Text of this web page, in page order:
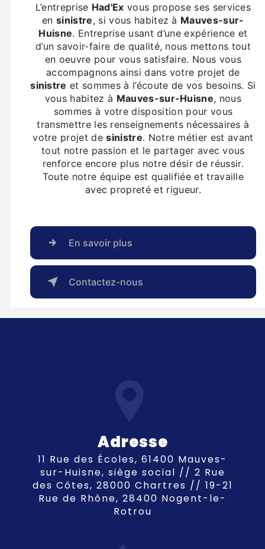
L’entreprise Had'Ex vous propose ses services
ensinistre, si vous habitez à Mauves-sur-
Huisne. Entreprise usant d’une expérience et
d’un savoir-faire de qualité, nous mettons tout
en oeuvre pour vous satisfaire. Nous vous
accompagnons ainsi dans votre projet de
sinistre et sommes à l’écoute de vos besoins. Si
vous habitez à Mauves-sur-Huisne, nous
sommes à votre disposition pour vous
transmettre les renseignements nécessaires à
votre projet desinistre. Notre métier est avant
tout notre passion et le partager avec vous
renforce encore plus notre désir de réussir.
Toute notre équipe est qualifiée et travaille
avec propreté et rigueur.
En savoir plus
Contactez-nous
Adresse
11 Rue des Écoles, 61400 Mauves-
sur-Huisne, siège social // 2 Rue
des Côtes, 28000 Chartres // 19-21
Rue de Rhône, 28400 Nogent-le-
Rotrou